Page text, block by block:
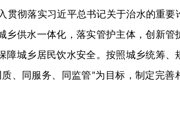
贯彻落实习近平总书记关于治水的重要
供水一体化，落实管护主体，创新管
城乡居民饮水安全。按照城乡统筹、
、同服务、同监管”为目标，制定完善